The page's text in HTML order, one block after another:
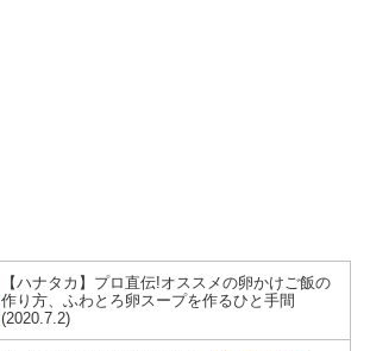
【ハナタカ】プロ直伝!オススメの卵かけご飯の
作り方、ふわとろ卵スープを作るひと手間
(2020.7.2)